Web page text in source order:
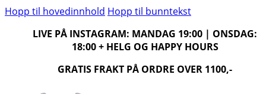
Hopp til hovedinnhold Hopp til bunntekst
LIVE PÅ INSTAGRAM: MANDAG 19:00 | ONSDAG:
18:00 + HELG OG HAPPY HOURS
GRATIS FRAKT PÅ ORDRE OVER 1100,-